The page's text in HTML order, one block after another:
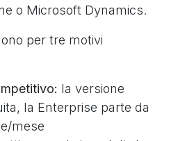
o Microsoft Dynamics.
per tre motivi
la versione
la Enterprise parte da
mese